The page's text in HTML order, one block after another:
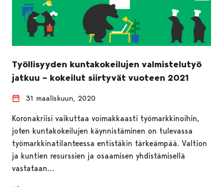
Työllisyyden kuntakokeilujen valmistelutyö
jatkuu – kokeilut siirtyvät vuoteen 2021
31 maaliskuun, 2020
Koronakriisi vaikuttaa voimakkaasti työmarkkinoihin,
joten kuntakokeilujen käynnistäminen on tulevassa
työmarkkinatilanteessa entistäkin tärkeämpää. Valtion
ja kuntien resurssien ja osaamisen yhdistämisellä
vastataan…